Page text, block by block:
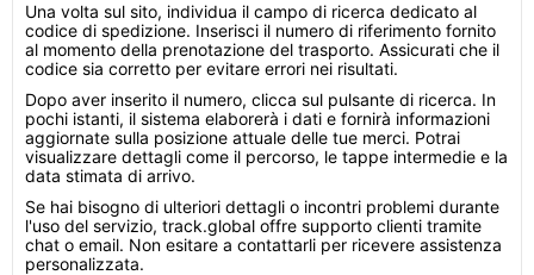
Una volta sul sito, individua il campo di ricerca dedicato al
codice di spedizione. Inserisci il numero di riferimento fornito
al momento della prenotazione del trasporto. Assicurati che il
codice sia corretto per evitare errori nei risultati.
Dopo aver inserito il numero, clicca sul pulsante di ricerca. In
pochi istanti, il sistema elaborerà i dati e fornirà informazioni
aggiornate sulla posizione attuale delle tue merci. Potrai
visualizzare dettagli come il percorso, le tappe intermedie e la
data stimata di arrivo.
Se hai bisogno di ulteriori dettagli o incontri problemi durante
l'uso del servizio, track.global offre supporto clienti tramite
chat o email. Non esitare a contattarli per ricevere assistenza
personalizzata.